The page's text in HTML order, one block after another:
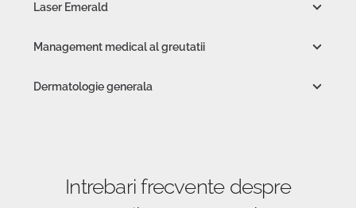
Laser Emerald
Management medical al greutatii
Dermatologie generala
Intrebari frecvente despre